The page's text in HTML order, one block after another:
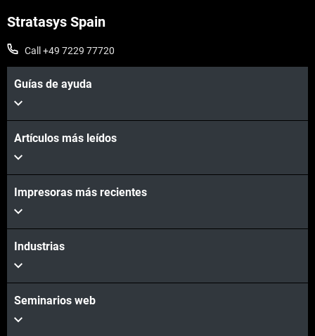
Stratasys Spain
Call +49 7229 77720
Guías de ayuda
Artículos más leídos
Impresoras más recientes
Industrias
Seminarios web